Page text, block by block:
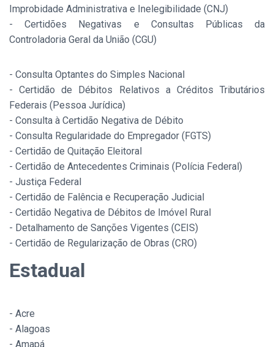
Improbidade Administrativa e Inelegibilidade (CNJ)
- Certidões Negativas e Consultas Públicas da
Controladoria Geral da União (CGU)
- Consulta Optantes do Simples Nacional
- Certidão de Débitos Relativos a Créditos Tributários
Federais (Pessoa Jurídica)
- Consulta à Certidão Negativa de Débito
- Consulta Regularidade do Empregador (FGTS)
- Certidão de Quitação Eleitoral
- Certidão de Antecedentes Criminais (Polícia Federal)
- Justiça Federal
- Certidão de Falência e Recuperação Judicial
- Certidão Negativa de Débitos de Imóvel Rural
- Detalhamento de Sanções Vigentes (CEIS)
- Certidão de Regularização de Obras (CRO)
Estadual
- Acre
- Alagoas
- Amapá